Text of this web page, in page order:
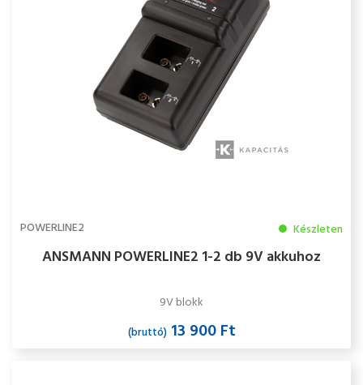
POWERLINE2 Készleten
ANSMANN POWERLINE2 1-2 db 9V akkuhoz
9V blokk
(bruttó)13 900 Ft